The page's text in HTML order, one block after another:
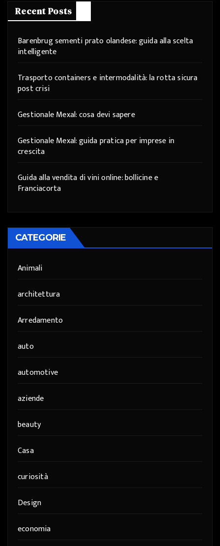
Recent Posts
Barenbrug sementi prato olandese: guida alla scelta
intelligente
Trasporto containers e intermodalità: la rotta sicura
post crisi
Gestionale Mexal: cosa devi sapere
Gestionale Mexal: guida pratica per imprese in
crescita
Guida alla vendita di vini online: bollicine e
Franciacorta
CATEGORIE
Animali
architettura
Arredamento
auto
automotive
aziende
beauty
Casa
curiosità
Design
economia